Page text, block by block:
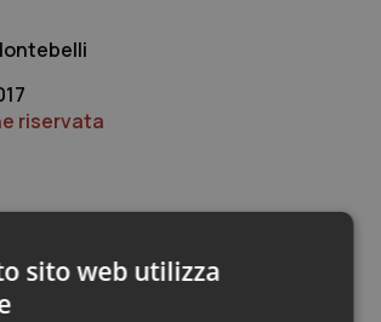
Cardiologia
Chirurgia
urogenitali
riservata
sito web utilizza